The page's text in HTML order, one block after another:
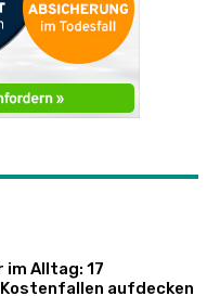
Alltag: 17
aufdecken